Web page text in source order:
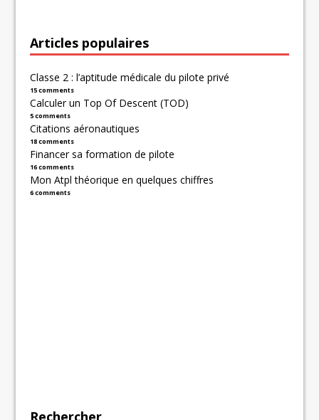
Articles populaires
Classe 2 : l’aptitude médicale du pilote privé
15 comments
Calculer un Top Of Descent (TOD)
5 comments
Citations aéronautiques
18 comments
Financer sa formation de pilote
16 comments
Mon Atpl théorique en quelques chiffres
6 comments
Rechercher